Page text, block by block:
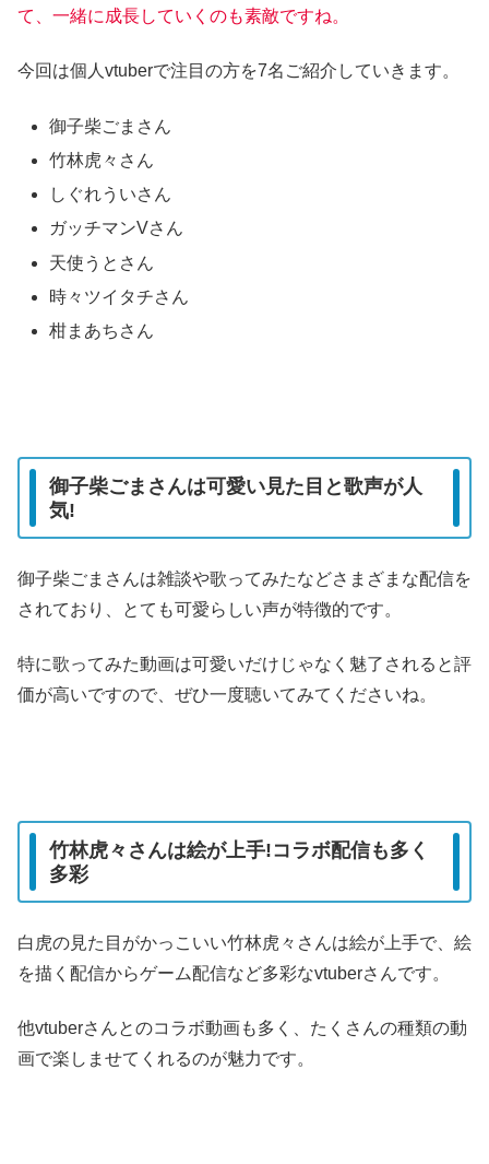
て、一緒に成長していくのも素敵ですね。
今回は個人vtuberで注目の方を7名ご紹介していきます。
御子柴ごまさん
竹林虎々さん
しぐれういさん
ガッチマンVさん
天使うとさん
時々ツイタチさん
柑まあちさん
御子柴ごまさんは可愛い見た目と歌声が人
気!
御子柴ごまさんは雑談や歌ってみたなどさまざまな配信を
されており、とても可愛らしい声が特徴的です。
特に歌ってみた動画は可愛いだけじゃなく魅了されると評
価が高いですので、ぜひ一度聴いてみてくださいね。
竹林虎々さんは絵が上手!コラボ配信も多く
多彩
白虎の見た目がかっこいい竹林虎々さんは絵が上手で、絵
を描く配信からゲーム配信など多彩なvtuberさんです。
他vtuberさんとのコラボ動画も多く、たくさんの種類の動
画で楽しませてくれるのが魅力です。